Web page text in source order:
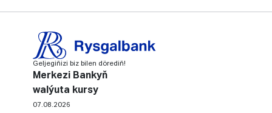
Geljegiňizi biz bilen dörediň!
Merkezi Bankyň
walýuta kursy
07.08.2026